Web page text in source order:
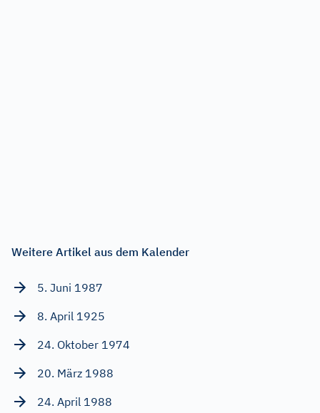
Weitere Artikel aus dem Kalender
5. Juni 1987
8. April 1925
24. Oktober 1974
20. März 1988
24. April 1988